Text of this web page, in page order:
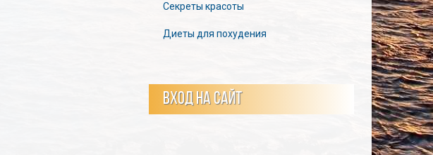
Секреты красоты
Диеты для похудения
ВХОД НА САЙТ